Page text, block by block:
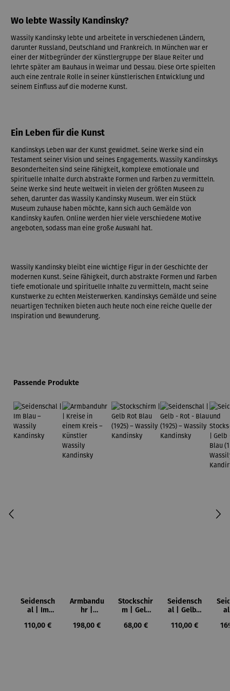
Wo lebte Wassily Kandinsky?
Wassily Kandinsky lebte und arbeitete in verschiedenen Ländern,
darunter Russland, Deutschland und Frankreich. In München war er
einer der Mitbegründer der Künstlergruppe Der Blaue Reiter und
lehrte später am Bauhaus in Weimar und Dessau. Diese Orte spielten
auch eine zentrale Rolle in seiner künstlerischen Entwicklung und
seinem Einfluss auf die moderne Kunst.
Ein Leben für die Kunst
Kandinskys Leben war der Kunst gewidmet. Seine Werke sind ein
Testament seiner Vision und seines Engagements. Wassily Kandinskys
Besonderheiten sind seine Fähigkeit, komplexe emotionale und
spirituelle Inhalte durch abstrakte Formen und Farben zu vermitteln.
Seine Werke sind heute weltweit in vielen der größten Museen zu
sehen, darunter das Wassily Kandinsky Museum. Wer ein Stück
Museum zuhause haben möchte, kann sich auch Gemälde von
Kandinsky kaufen. Online werden hier viele verschiedene Motive
angeboten, sodass man eine große Auswahl hat.
Wassily Kandinsky bleibt eine wichtige Figur in der Geschichte der
modernen Kunst. Seine Fähigkeit, durch abstrakte Formen und Farben
tiefe emotionale und spirituelle Inhalte zu vermitteln, macht seine
Kunstwerke zu echten Meisterwerken. Kandinskys Gemälde und seine
neuartigen Techniken bieten auch heute noch eine reiche Quelle der
Inspiration und Bewunderung.
Produktgalerie überspringen
Passende Produkte
Seidensch
al | Im
Wassily
Regulärer Preis:
110,00 €
Armbandu
hr |
einem
Regulärer Preis:
198,00 €
Stockschir
m | Gelb
(1925) –
Regulärer Preis:
68,00 €
Seidensch
al | Gelb -
(1925) –
Regulärer Preis:
110,00 €
m